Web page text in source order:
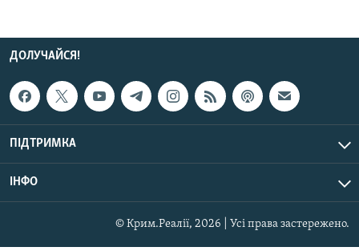
ДОЛУЧАЙСЯ!
ПІДТРИМКА
ІНФО
© Крим.Реалії, 2026 | Усі права застережено.